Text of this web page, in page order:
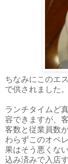
ちなみにこのエ
で供されました
ランチタイムど
容できますが、
客数と従業員数
わらずこのオペ
果はそう悪くな
込み済みで入店